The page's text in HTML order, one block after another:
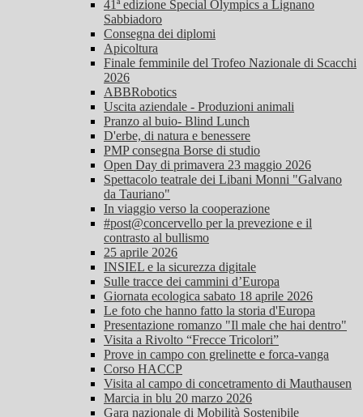
41ª edizione Special Olympics a Lignano
Sabbiadoro
Consegna dei diplomi
Apicoltura
Finale femminile del Trofeo Nazionale di Scacchi
2026
ABBRobotics
Uscita aziendale - Produzioni animali
Pranzo al buio- Blind Lunch
D'erbe, di natura e benessere
PMP consegna Borse di studio
Open Day di primavera 23 maggio 2026
Spettacolo teatrale dei Libani Monni "Galvano
da Tauriano"
In viaggio verso la cooperazione
#post@concervello per la prevezione e il
contrasto al bullismo
25 aprile 2026
INSIEL e la sicurezza digitale
Sulle tracce dei cammini d’Europa
Giornata ecologica sabato 18 aprile 2026
Le foto che hanno fatto la storia d'Europa
Presentazione romanzo "Il male che hai dentro"
Visita a Rivolto “Frecce Tricolori”
Prove in campo con grelinette e forca-vanga
Corso HACCP
Visita al campo di concetramento di Mauthausen
Marcia in blu 20 marzo 2026
Gara nazionale di Mobilità Sostenibile